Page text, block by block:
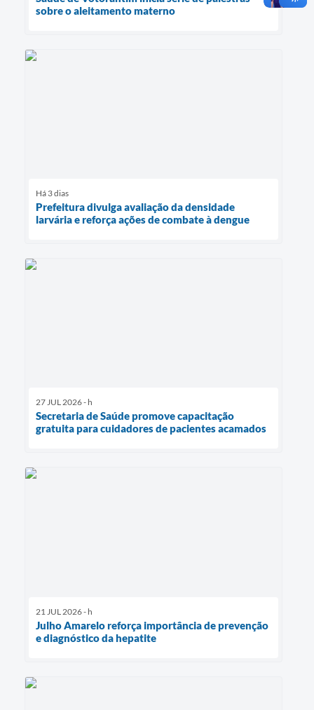
sobre o aleitamento materno
Há 3 dias
Prefeitura divulga avaliação da densidade
larvária e reforça ações de combate à dengue
27 JUL 2026 - h
Secretaria de Saúde promove capacitação
gratuita para cuidadores de pacientes acamados
21 JUL 2026 - h
Julho Amarelo reforça importância de prevenção
e diagnóstico da hepatite